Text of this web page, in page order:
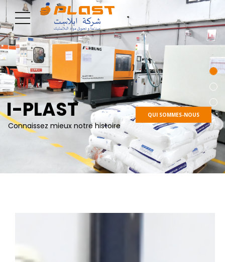
QUI SOMMES-NOUS
Connaissez mieux notre histoire
I-PLAST